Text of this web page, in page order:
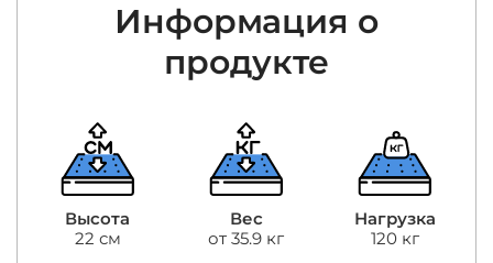
Информация о
продукте
Высота
22 см
Вес
от 35.9 кг
Нагрузка
120 кг